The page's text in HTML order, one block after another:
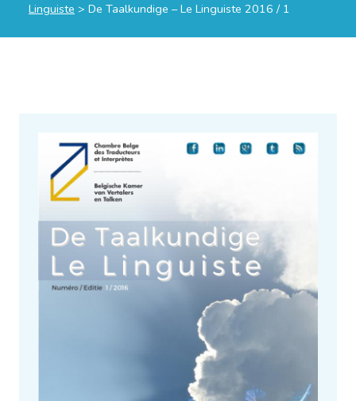
Linguiste > De Taalkundige – Le Linguiste 2016 / 1